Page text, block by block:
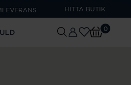
HITTA BUTIK
0